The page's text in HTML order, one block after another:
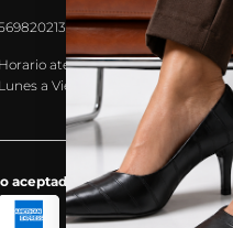
Horario atención:
Lunes a Viernes: 9:00 - 18:00 hrs.
aceptados